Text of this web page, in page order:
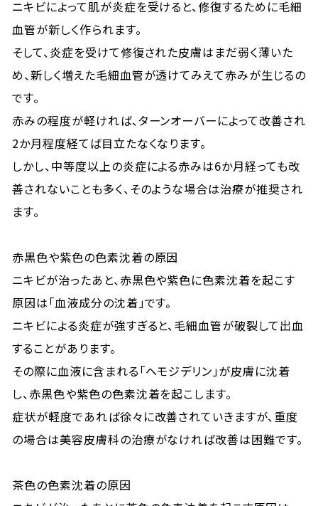
ニキビによって肌が炎症を受けると、修復するために毛細
血管が新しく作られます。
そして、炎症を受けて修復された皮膚はまだ弱く薄いた
め、新しく増えた毛細血管が透けてみえて赤みが生じるの
です。
赤みの程度が軽ければ、ターンオーバーによって改善され
2か月程度経てば目立たなくなります。
しかし、中等度以上の炎症による赤みは6か月経っても改
善されないことも多く、そのような場合は治療が推奨され
ます。
赤黒色や紫色の色素沈着の原因
ニキビが治ったあと、赤黒色や紫色に色素沈着を起こす
原因は「血液成分の沈着」です。
ニキビによる炎症が強すぎると、毛細血管が破裂して出血
することがあります。
その際に血液に含まれる「ヘモジデリン」が皮膚に沈着
し、赤黒色や紫色の色素沈着を起こします。
症状が軽度であれば徐々に改善されていきますが、重度
の場合は美容皮膚科の治療がなければ改善は困難です。
茶色の色素沈着の原因